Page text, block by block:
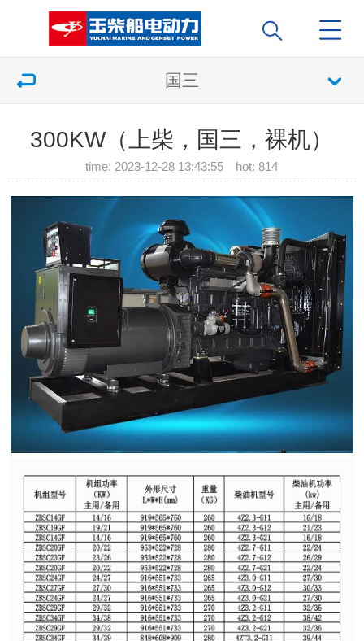
国三
300KW（上柴，国三，裸机）
time: 2023-12-28 13:43:55 hot:814